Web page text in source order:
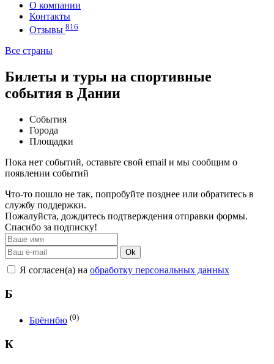
О компании
Контакты
Отзывы 816
Все страны
Билеты и туры на спортивные
события в Дании
События
Города
Площадки
Пока нет событий, оставьте свой email и мы сообщим о
появлении событий
Что-то пошло не так, попробуйте позднее или обратитесь в
службу поддержки.
Пожалуйста, дождитесь подтверждения отправки формы.
Спасибо за подписку!
Ok
Я согласен(а) на обработку персональных данных
Б
Брённбю (0)
К